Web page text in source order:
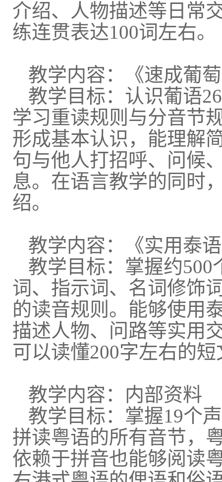
介绍、人物描述等日常
练连贯表达100词左右。
教学内容：《速成葡
教学目标：认识葡语26
学习重读规则与分音节
形成基本认识，能理解
句与他人打招呼、问候
息。在语言教学的同时
绍。
教学内容：《实用泰
教学目标：掌握约500
词、指示词、名词修饰
的读音规则。能够使用
描述人物、问路等实用
可以读懂200字左右的
教学内容：内部资料
教学目标：掌握19个
拼读粤语的所有音节，
依赖于拼音也能够阅读